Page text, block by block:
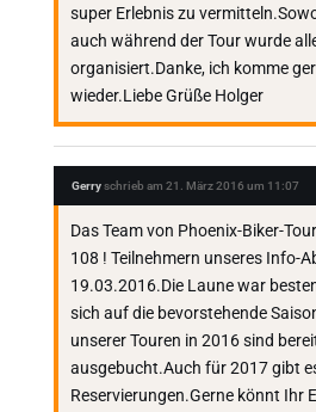
super Erlebnis zu
auch während der Tour wurde
organisiert.Danke, ich komme
wieder.Liebe Grüße Holger
Gerryschrieb am 21. März 2016 um 11:07
Das Team von Phoenix-Biker-
108 ! Teilnehmern unseres Info-
19.03.2016.Die Laune war
sich auf die bevorstehende
unserer Touren in 2016 sind
ausgebucht.Auch für 2017 gibt
Reservierungen.Gerne könnt Ihr